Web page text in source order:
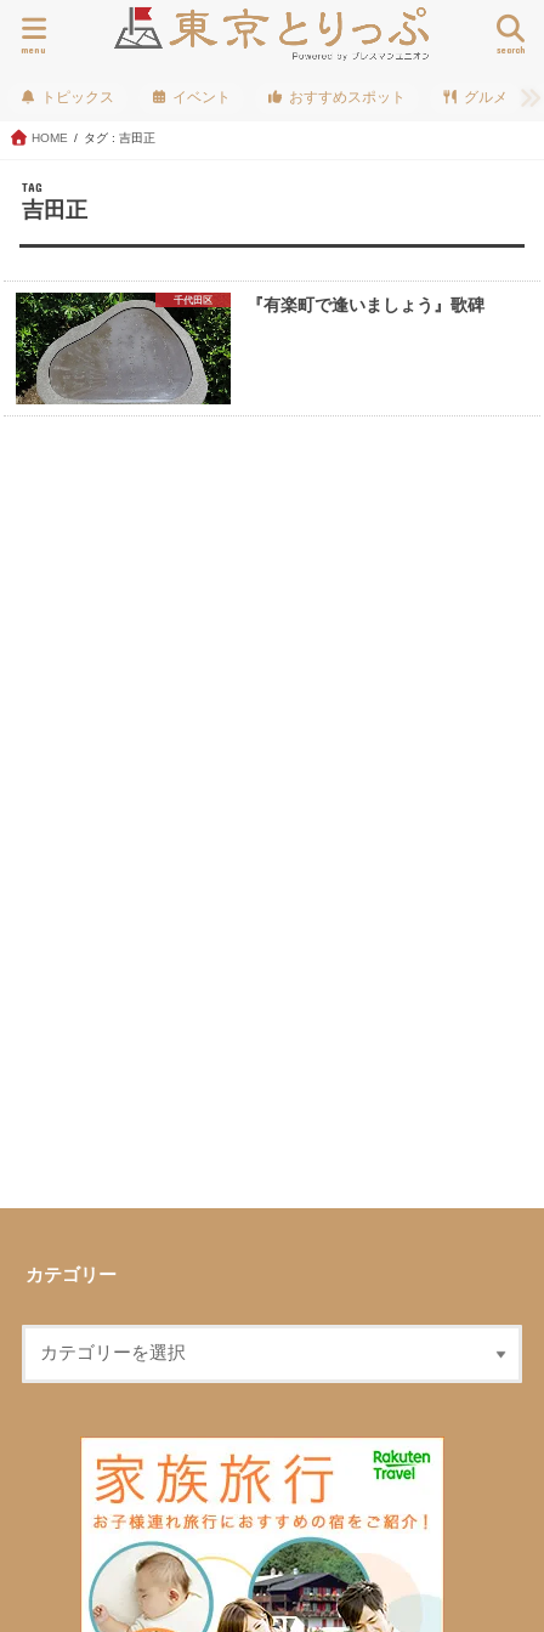
search
menu
トピックス イベント おすすめスポット グルメ
HOME タグ : 吉田正
TAG
吉田正
千代田区 『有楽町で逢いましょう』歌碑
カテゴリー